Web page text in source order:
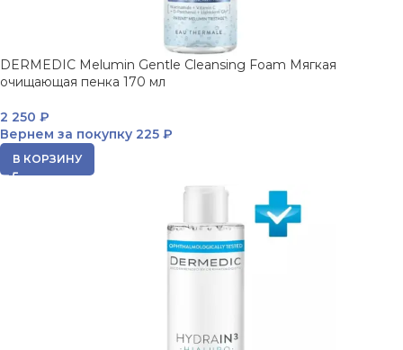
DERMEDIC Melumin Gentle Cleansing Foam Мягкая
очищающая пенка 170 мл
2 250 ₽
Вернем за покупку 225 ₽
В КОРЗИНУ